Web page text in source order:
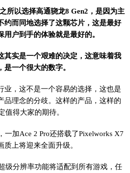
所以选择高通骁龙8 Gen2，是因为主
约而同地选择了这颗芯片，这是最好
户到手的体验就是最好的。
其实是一个艰难的决定，这意味着我
一个很大的数字。
业，这不是一个容易的选择，这也是
品理念的分歧。这样的产品，这样的
值得大家的期待。
一加Ace 2 Pro还搭载了Pixelworks X7
上将迎来全面升级。
级分辨率功能将适配到所有游戏，任